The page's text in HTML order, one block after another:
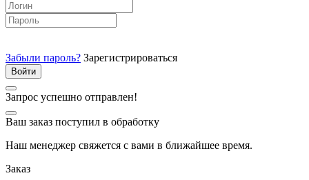
Забыли пароль? Зарегистрироваться
Запрос успешно отправлен!
Ваш заказ поступил в обработку
Наш менеджер свяжется с вами в ближайшее время.
Заказ